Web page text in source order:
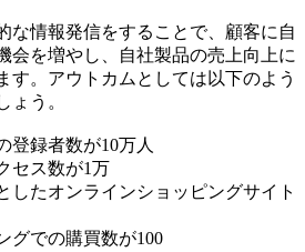
な情報発信をすることで、顧客に自
会を増やし、自社製品の売上向上に
す。アウトカムとしては以下のよう
ょう。
登録者数が10万人
セス数が1万
したオンラインショッピングサイト
グでの購買数が100